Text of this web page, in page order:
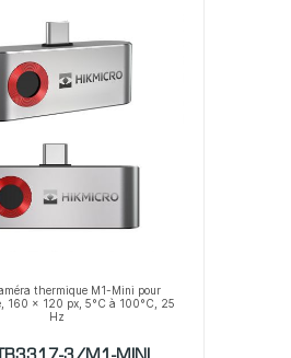
thermique M1-Mini pour
160 x 120 px, 5°C à 100°C, 25
Hz